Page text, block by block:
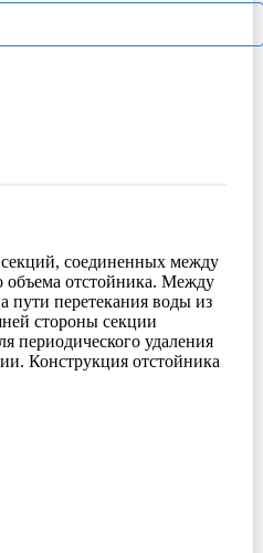
секций, соединенных между
объема отстойника. Между
пути перетекания воды из
стороны секции
периодического удаления
Конструкция отстойника